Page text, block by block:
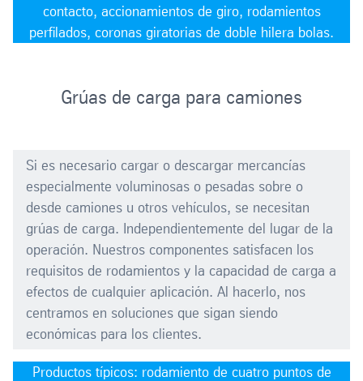
contacto, accionamientos de giro, rodamientos
perfilados, coronas giratorias de doble hilera bolas.
Grúas de carga para camiones
Si es necesario cargar o descargar mercancías
especialmente voluminosas o pesadas sobre o
desde camiones u otros vehículos, se necesitan
grúas de carga. Independientemente del lugar de la
operación. Nuestros componentes satisfacen los
requisitos de rodamientos y la capacidad de carga a
efectos de cualquier aplicación. Al hacerlo, nos
centramos en soluciones que sigan siendo
económicas para los clientes.
Productos típicos: rodamiento de cuatro puntos de